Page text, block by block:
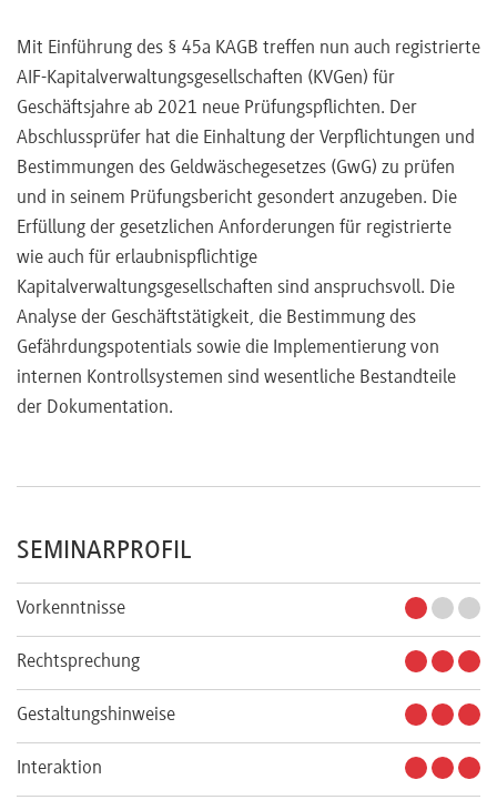
Mit Einführung des § 45a KAGB treffen nun auch registrierte
AIF-Kapitalverwaltungsgesellschaften (KVGen) für
Geschäftsjahre ab 2021 neue Prüfungspflichten. Der
Abschlussprüfer hat die Einhaltung der Verpflichtungen und
Bestimmungen des Geldwäschegesetzes (GwG) zu prüfen
und in seinem Prüfungsbericht gesondert anzugeben. Die
Erfüllung der gesetzlichen Anforderungen für registrierte
wie auch für erlaubnispflichtige
Kapitalverwaltungsgesellschaften sind anspruchsvoll. Die
Analyse der Geschäftstätigkeit, die Bestimmung des
Gefährdungspotentials sowie die Implementierung von
internen Kontrollsystemen sind wesentliche Bestandteile
der Dokumentation.
SEMINARPROFIL
Vorkenntnisse
Rechtsprechung
Gestaltungshinweise
Interaktion